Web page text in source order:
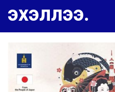
эхэллээ.